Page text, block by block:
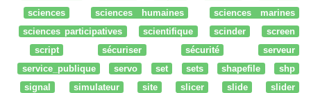
sciences
sciences humaines
sciences marines
sciences participatives
scientifique scinder
screen
script
sécuriser sécurité
serveur
service_publique
servo set sets shapefile
shp
signal
simulateur site slicer slide
slider